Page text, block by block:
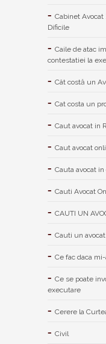
Cabinet
Dificile
Caile de atac
contestatiei la
Cât costă un
Cat costa un
Caut avocat in
Caut avocat
Cauta avocat
Cauti Avocat
CAUTI UN
Cauti un
Ce fac daca
Ce se poate
executare
Cerere la
Civil